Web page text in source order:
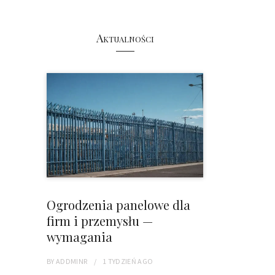
Aktualności
Ogrodzenia panelowe dla
firm i przemysłu —
wymagania
BYADDMINR 1 TYDZIEŃ AGO